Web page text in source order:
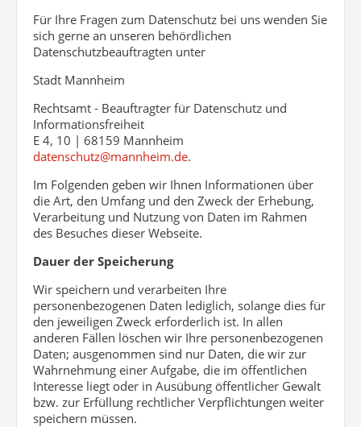
Für Ihre Fragen zum Datenschutz bei uns wenden Sie
sich gerne an unseren behördlichen
Datenschutzbeauftragten unter
Stadt Mannheim
Rechtsamt - Beauftragter für Datenschutz und
Informationsfreiheit
E 4, 10 | 68159 Mannheim
datenschutz@mannheim.de.
Im Folgenden geben wir Ihnen Informationen über
die Art, den Umfang und den Zweck der Erhebung,
Verarbeitung und Nutzung von Daten im Rahmen
des Besuches dieser Webseite.
Dauer der Speicherung
Wir speichern und verarbeiten Ihre
personenbezogenen Daten lediglich, solange dies für
den jeweiligen Zweck erforderlich ist. In allen
anderen Fällen löschen wir Ihre personenbezogenen
Daten; ausgenommen sind nur Daten, die wir zur
Wahrnehmung einer Aufgabe, die im öffentlichen
Interesse liegt oder in Ausübung öffentlicher Gewalt
bzw. zur Erfüllung rechtlicher Verpflichtungen weiter
speichern müssen.